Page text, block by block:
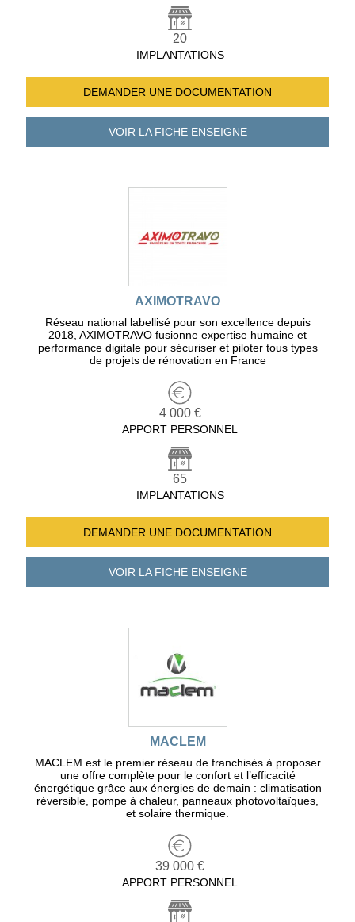
20
IMPLANTATIONS
DEMANDER UNE DOCUMENTATION
VOIR LA FICHEENSEIGNE
AXIMOTRAVO
Réseau national labellisé pour son excellence depuis
2018, AXIMOTRAVO fusionne expertise humaine et
performance digitale pour sécuriser et piloter tous types
de projets de rénovation en France
4 000 €
APPORT PERSONNEL
65
IMPLANTATIONS
DEMANDER UNE DOCUMENTATION
VOIR LA FICHEENSEIGNE
MACLEM
MACLEM est le premier réseau de franchisés à proposer
une offre complète pour le confort et l’efficacité
énergétique grâce aux énergies de demain : climatisation
réversible, pompe à chaleur, panneaux photovoltaïques,
et solaire thermique.
39 000 €
APPORT PERSONNEL